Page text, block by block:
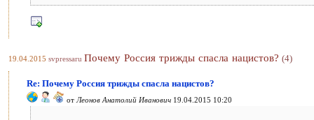
19.04.2015 svpressaru Почему Россия трижды спасла нацистов? (4)
Re: Почему Россия трижды спасла нацистов?
от Леонов Анатолий Иванович 19.04.2015 10:20